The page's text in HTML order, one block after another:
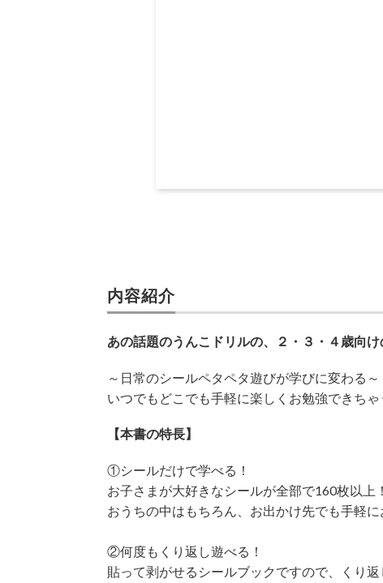
内容紹介
あの話題のうんこドリルの、２・３・４歳向
～日常のシールペタペタ遊びが学びに変わる～
いつでもどこでも手軽に楽しくお勉強できちゃ
【本書の特長】
①シールだけで学べる！
お子さまが大好きなシールが全部で160枚以上
おうちの中はもちろん、お出かけ先でも手軽
②何度もくり返し遊べる！
貼って剥がせるシールブックですので、くり返